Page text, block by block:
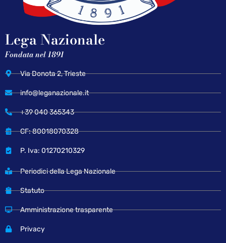
Lega Nazionale
Fondata nel 1891
Via Donota 2, Trieste
info@leganazionale.it
+39 040 365343
CF: 80018070328
P. Iva: 01270210329
Periodici della Lega Nazionale
Statuto
Amministrazione trasparente
Privacy